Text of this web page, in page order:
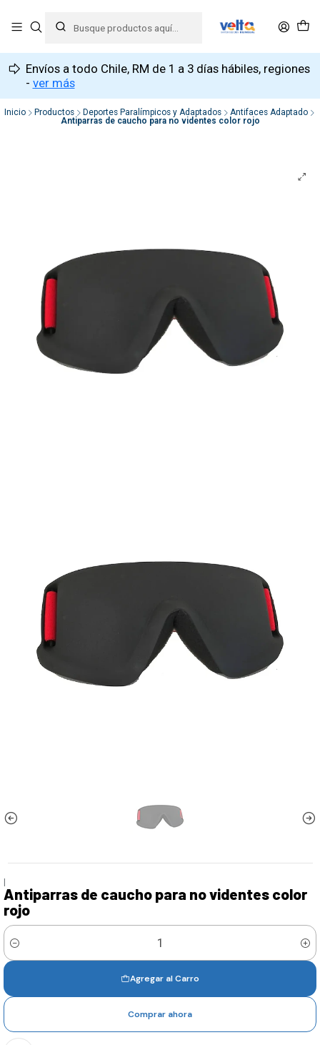
Envíos a todo Chile, RM de 1 a 3 días hábiles, regiones
- ver más
Inicio Productos Deportes Paralímpicos y Adaptados
Antifaces Adaptado
Antiparras de caucho para no videntes color rojo
|
Antiparras de caucho para no videntes color
rojo
Cantidad
Agregar al Carro
Comprar ahora